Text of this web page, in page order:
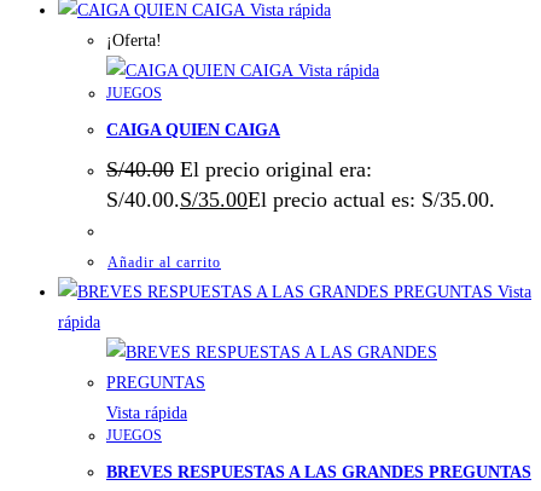
Vista rápida
¡Oferta!
Vista rápida
JUEGOS
CAIGA QUIEN CAIGA
S/40.00 El precio original era:
S/40.00.S/35.00El precio actual es: S/35.00.
Añadir al carrito
Vista
rápida
Vista rápida
JUEGOS
BREVES RESPUESTAS A LAS GRANDES PREGUNTAS